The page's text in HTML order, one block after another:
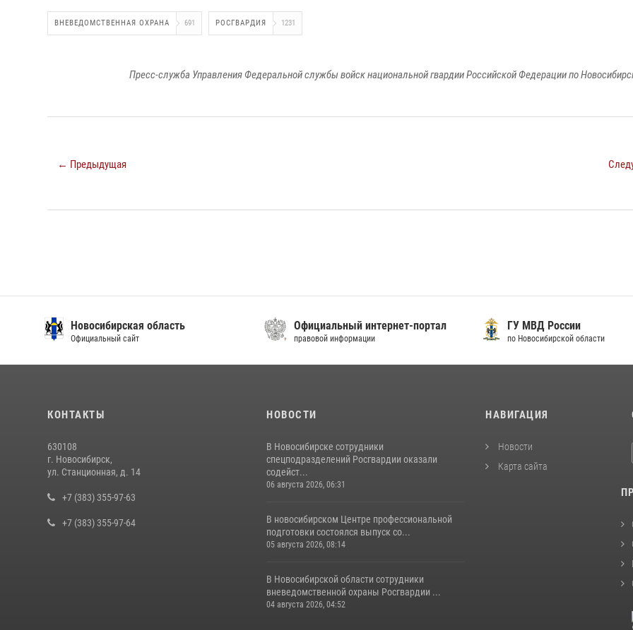
ВНЕВЕДОМСТВЕННАЯ ОХРАНА 691 РОСГВАРДИЯ 1231
Пресс-служба Управления Федеральной службы войск национальной гвардии Российской Федерации по
← Предыдущая
Новосибирская область
Официальный сайт
Официальный интернет-портал
правовой информации
ГУ МВД России
по Новосибирской области
КОНТАКТЫ
630108
г. Новосибирск,
ул. Станционная, д. 14
+7 (383) 355-97-63
+7 (383) 355-97-64
НОВОСТИ
В Новосибирске сотрудники
спецподразделений Росгвардии оказали
содейст...
06 августа 2026, 06:31
В новосибирском Центре профессиональной
подготовки состоялся выпуск со...
05 августа 2026, 08:14
В Новосибирской области сотрудники
вневедомственной охраны Росгвардии ...
04 августа 2026, 04:52
НАВИГАЦИЯ
Новости
Карта сайта